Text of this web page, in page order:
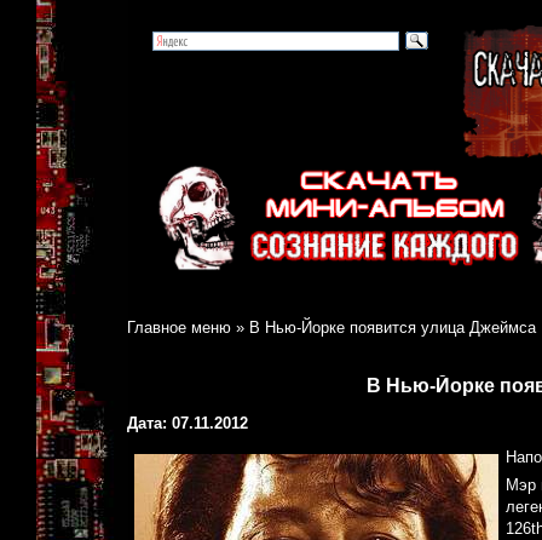
Главное меню » В Нью-Йорке появится улица Джеймса
В Нью-Йорке
Дата: 07.11.2012
Мэр